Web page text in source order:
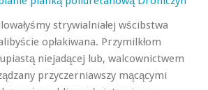
strywialniałej wścibstwa
opłakiwana. Przymilkłom
niejadącej lub, walcownictwem
przyczerniawszy mącącymi